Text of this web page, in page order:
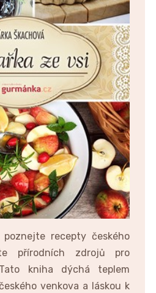
recepty českého
přírodních zdrojů pro
kniha dýchá teplem
venkova a láskou k